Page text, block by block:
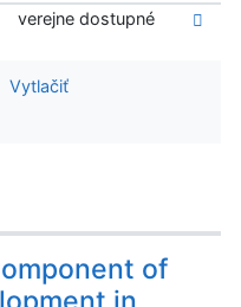
verejne dostupné
Vytlačiť
of